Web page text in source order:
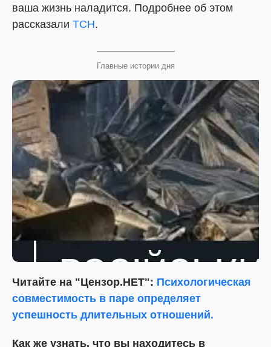
ваша жизнь наладится. Подробнее об этом
рассказали ТСН.
Главные истории дня
Читайте на "Цензор.НЕТ": Психологическая
совместимость в паре определяет
успешность длительных отношений.
Как же узнать, что вы находитесь в